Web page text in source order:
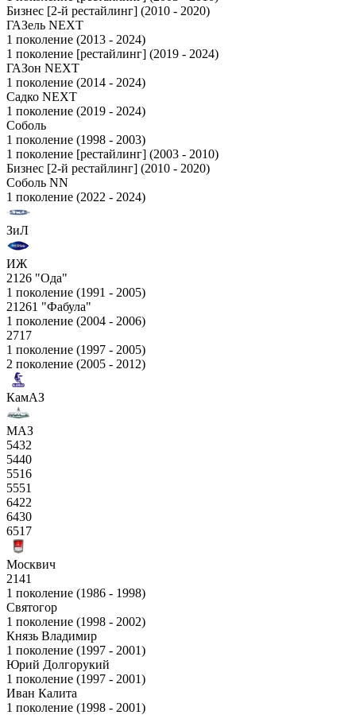
Бизнес [2-й рестайлинг] (2010 - 2020)
ГАЗель NEXT
1 поколение (2013 - 2024)
1 поколение [рестайлинг] (2019 - 2024)
ГАЗон NEXT
1 поколение (2014 - 2024)
Садко NEXT
1 поколение (2019 - 2024)
Соболь
1 поколение (1998 - 2003)
1 поколение [рестайлинг] (2003 - 2010)
Бизнес [2-й рестайлинг] (2010 - 2020)
Соболь NN
1 поколение (2022 - 2024)
ЗиЛ
ИЖ
2126 "Ода"
1 поколение (1991 - 2005)
21261 "Фабула"
1 поколение (2004 - 2006)
2717
1 поколение (1997 - 2005)
2 поколение (2005 - 2012)
КамАЗ
МАЗ
5432
5440
5516
5551
6422
6430
6517
Москвич
2141
1 поколение (1986 - 1998)
Святогор
1 поколение (1998 - 2002)
Князь Владимир
1 поколение (1997 - 2001)
Юрий Долгорукий
1 поколение (1997 - 2001)
Иван Калита
1 поколение (1998 - 2001)